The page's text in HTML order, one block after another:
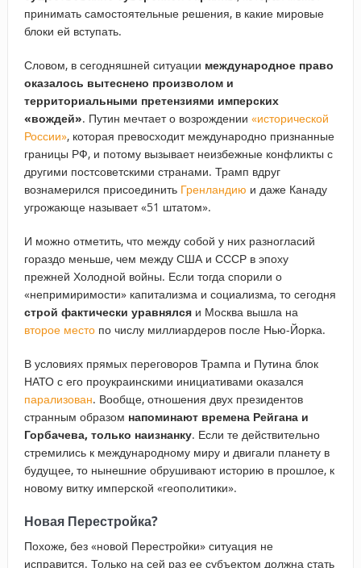
принимать самостоятельные решения, в какие мировые
блоки ей вступать.
Словом, в сегодняшней ситуации международное право
оказалось вытеснено произволом и
территориальными претензиями имперских
«вождей». Путин мечтает о возрождении «исторической
России», которая превосходит международно признанные
границы РФ, и потому вызывает неизбежные конфликты с
другими постсоветскими странами. Трамп вдруг
вознамерился присоединить Гренландию и даже Канаду
угрожающе называет «51 штатом».
И можно отметить, что между собой у них разногласий
гораздо меньше, чем между США и СССР в эпоху
прежней Холодной войны. Если тогда спорили о
«непримиримости» капитализма и социализма, то сегодня
строй фактически уравнялсяи Москва вышла на
второе местопо числу миллиардеров после Нью-Йорка.
В условиях прямых переговоров Трампа и Путина блок
НАТО с его проукраинскими инициативами оказался
парализован. Вообще, отношения двух президентов
странным образом напоминают времена Рейгана и
Горбачева, только наизнанку. Если те действительно
стремились к международному миру и двигали планету в
будущее, то нынешние обрушивают историю в прошлое, к
новому витку имперской «геополитики».
Новая Перестройка?
Похоже, без «новой Перестройки» ситуация не
исправится. Только на сей раз ее субъектом должна стать